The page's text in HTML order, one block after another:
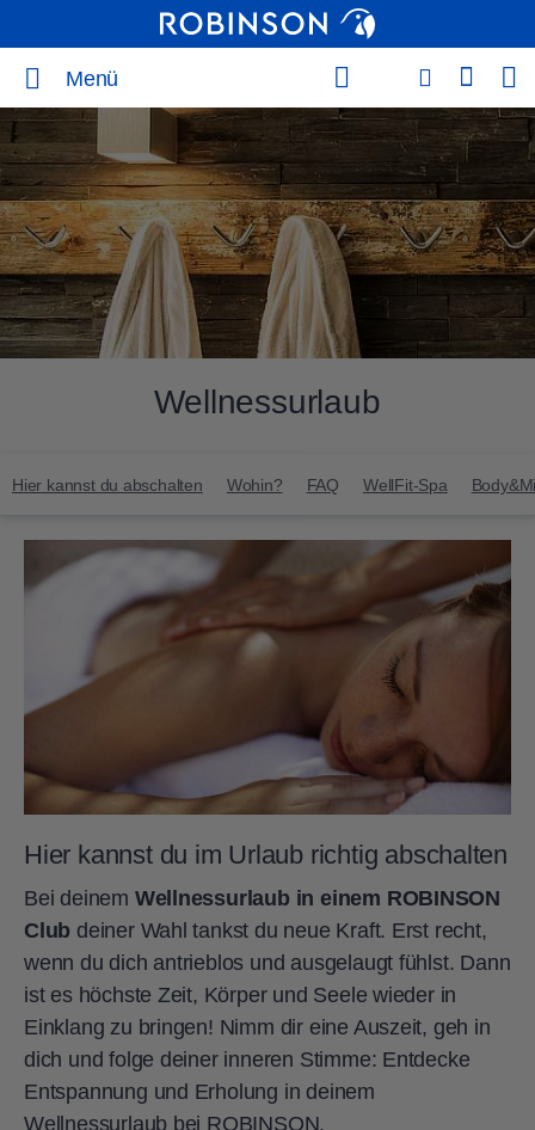
Menü
Wellnessurlaub
Hier kannst du abschalten Wohin? FAQ WellFit-Spa
Hier kannst du im Urlaub richtig abschalten
Bei deinem Wellnessurlaub in einem ROBINSON
Club deiner Wahl tankst du neue Kraft. Erst recht,
wenn du dich antrieblos und ausgelaugt fühlst. Dann
ist es höchste Zeit, Körper und Seele wieder in
Einklang zu bringen! Nimm dir eine Auszeit, geh in
dich und folge deiner inneren Stimme: Entdecke
Entspannung und Erholung in deinem
Wellnessurlaub bei ROBINSON.